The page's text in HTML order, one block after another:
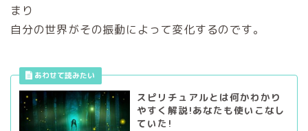
まり
自分の世界がその振動によって変化するのです。
スピリチュアルとは何かわかり
やすく解説!あなたも使いこなし
ていた!